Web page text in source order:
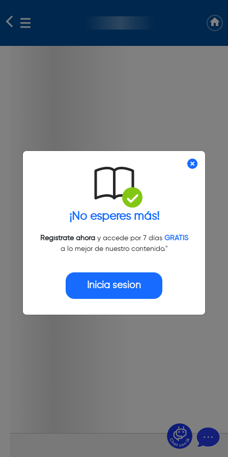
¡No esperes más!
Regístrate ahoray accede por 7 días GRATIS
a lo mejor de nuestro contenido."
Inicia sesión